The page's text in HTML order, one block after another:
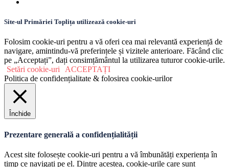
Site-ul Primăriei Toplița utilizează cookie-uri
Folosim cookie-uri pentru a vă oferi cea mai relevantă experiență de
navigare, amintindu-vă preferințele și vizitele anterioare. Făcând clic
pe „Acceptați”, dați consimțământul la utilizarea tuturor cookie-urile.
Setări cookie-uri ACCEPTAȚI
Politica de confidențialitate & folosirea cookie-urilor
Închide
Prezentare generală a confidențialității
Acest site folosește cookie-uri pentru a vă îmbunătăți experiența în
timp ce navigați pe el. Dintre acestea, cookie-urile care sunt